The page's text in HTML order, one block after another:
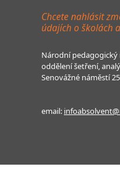
Chcete nahlásit
údajích o školách
Národní
oddělení šetření,
Senovážné náměstí
email: